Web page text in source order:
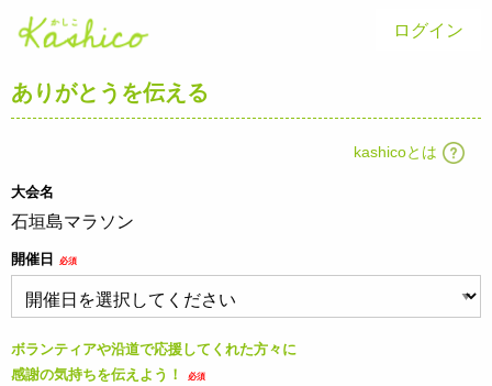
ログイン
ありがとうを伝える
kashicoとは
大会名
石垣島マラソン
開催日 必須
ボランティアや沿道で応援してくれた方々に
感謝の気持ちを伝えよう！
必須